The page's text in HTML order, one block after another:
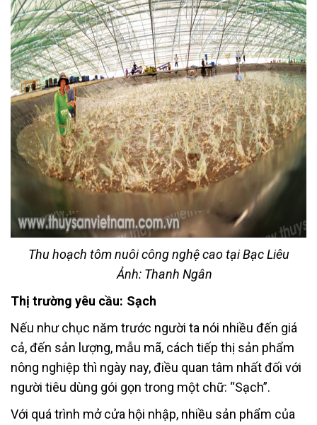
Thu hoạch tôm nuôi công nghệ cao tại Bạc Liêu
Ảnh: Thanh Ngân
Thị trường yêu cầu: Sạch
Nếu như chục năm trước người ta nói nhiều đến giá
cả, đến sản lượng, mẫu mã, cách tiếp thị sản phẩm
nông nghiệp thì ngày nay, điều quan tâm nhất đối với
người tiêu dùng gói gọn trong một chữ: “Sạch”.
Với quá trình mở cửa hội nhập, nhiều sản phẩm của